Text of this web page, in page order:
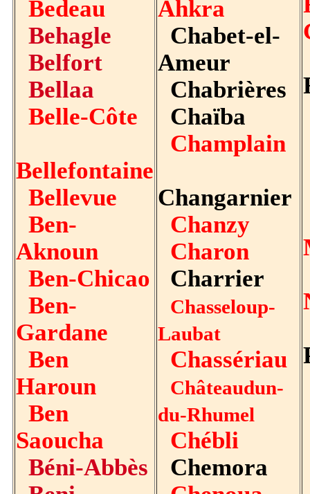
Bedeau
Behagle
Belfort
Bellaa
Belle-Côte
Bellefontaine
Bellevue
Ben-
Aknoun
Ben-Chicao
Ben-
Gardane
Ben
Haroun
Ben
Saoucha
Béni-Abbès
Ahkra
Chabet-el-
Ameur
Chabrières
Chaïba
Champlain
Changarnier
Chanzy
Charon
Charrier
Chasseloup-
Laubat
Chassériau
Châteaudun-
du-Rhumel
Chébli
Chemora